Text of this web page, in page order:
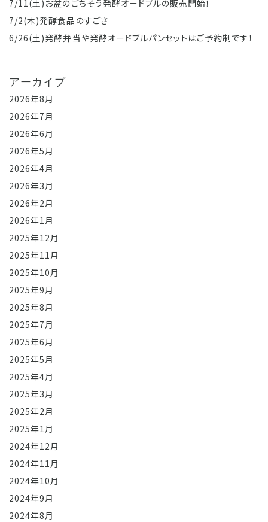
7/11(土)お盆のごちそう発酵オードブルの販売開始！
7/2(木)発酵食品のすごさ
6/26(土)発酵弁当や発酵オードブルパンセットはご予約制です！
アーカイブ
2026年8月
2026年7月
2026年6月
2026年5月
2026年4月
2026年3月
2026年2月
2026年1月
2025年12月
2025年11月
2025年10月
2025年9月
2025年8月
2025年7月
2025年6月
2025年5月
2025年4月
2025年3月
2025年2月
2025年1月
2024年12月
2024年11月
2024年10月
2024年9月
2024年8月